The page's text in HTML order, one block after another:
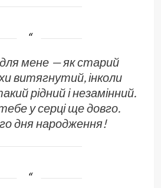
мене — як старий
витягнутий, інколи
рідний і незамінний.
у серці ще довго.
дня народження!